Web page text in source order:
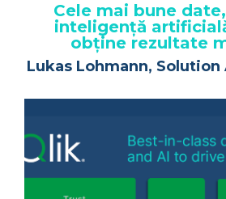
Cele mai bune
inteligență
obține rezultate
Lukas Lohmann,